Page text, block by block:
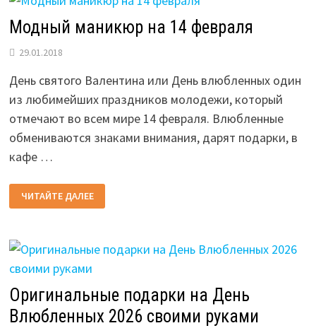
ФЕВРАЛЯ
Модный маникюр на 14 февраля
29.01.2018
День святого Валентина или День влюбленных один
из любимейших праздников молодежи, который
отмечают во всем мире 14 февраля. Влюбленные
обмениваются знаками внимания, дарят подарки, в
кафе …
МОДНЫЙ
МАНИКЮР
НА
ЧИТАЙТЕ ДАЛЕЕ
Оригинальные подарки на День
Влюбленных 2026 своими руками